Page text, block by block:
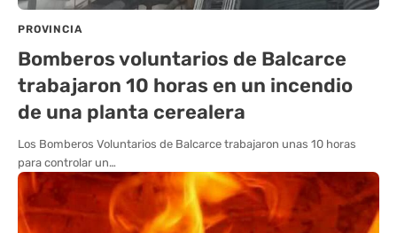
PROVINCIA
Bomberos voluntarios de Balcarce
trabajaron 10 horas en un incendio
de una planta cerealera
Los Bomberos Voluntarios de Balcarce trabajaron unas 10 horas
para controlar un…